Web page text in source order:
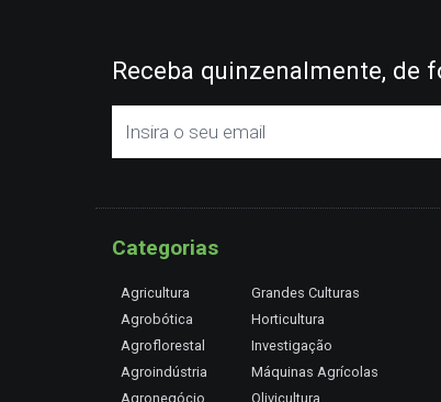
Receba quinzenalmente, de
Categorias
Agricultura
Agrobótica
Agroflorestal
Agroindústria
Agronegócio
Grandes Culturas
Horticultura
Investigação
Máquinas Agrícolas
Olivicultura